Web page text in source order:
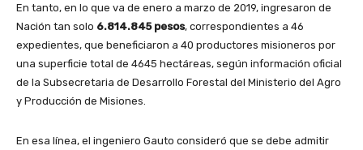
En tanto, en lo que va de enero a marzo de 2019, ingresaron de
Nación tan solo 6.814.845 pesos, correspondientes a 46
expedientes, que beneficiaron a 40 productores misioneros por
una superficie total de 4645 hectáreas, según información oficial
de la Subsecretaria de Desarrollo Forestal del Ministerio del Agro
y Producción de Misiones.
En esa línea, el ingeniero Gauto consideró que se debe admitir